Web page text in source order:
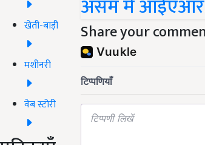
खेती-बाड़ी
मशीनरी
वेब स्टोरी
असम में
Share your